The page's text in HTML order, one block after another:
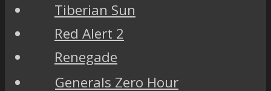
Tiberian Sun
Red Alert 2
Renegade
Generals Zero Hour